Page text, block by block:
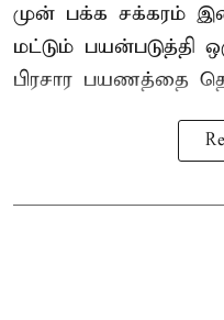
முன் பக்க சக்கரம்
மட்டும் பயன்படுத்தி
பிரசார பயணத்தை